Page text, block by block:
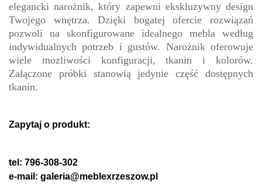
elegancki narożnik, który zapewni ekskluzywny design
Twojego wnętrza. Dzięki bogatej ofercie rozwiązań
pozwoli na skonfigurowane idealnego mebla według
indywidualnych potrzeb i gustów. Narożnik oferowuje
wiele mozliwości konfiguracji, tkanin i kolorów.
Załączone próbki stanowią jedynie część dostępnych
tkanin.
Zapytaj o produkt:
tel: 796-308-302
e-mail: galeria@meblexrzeszow.pl